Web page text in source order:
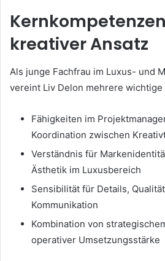
kreativer Ansatz
Als junge Fachfrau im Luxus- und
vereint Liv Delon mehrere wichtige
Fähigkeiten im
Koordination zwischen
Verständnis für
Ästhetik im Luxusbereich
Sensibilität für Details,
Kommunikation
Kombination von
operativer Umsetzungsstärke